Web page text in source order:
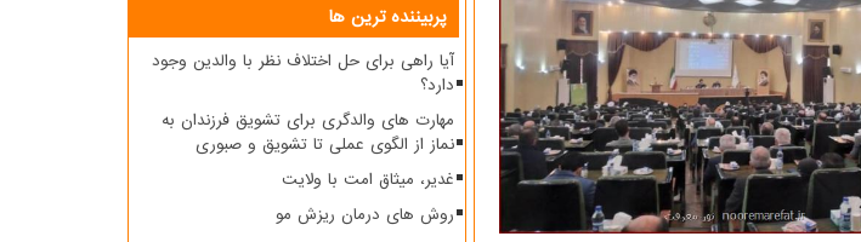
پربیننده ترین ها
آیا راهی برای حل اختلاف نظر با والدین وجود
دارد؟
مهارت های والدگری برای تشویق فرزندان به
نماز از الگوی عملی تا تشویق و صبوری
غدیر، میثاق امت با ولایت
روش های درمان ریزش مو